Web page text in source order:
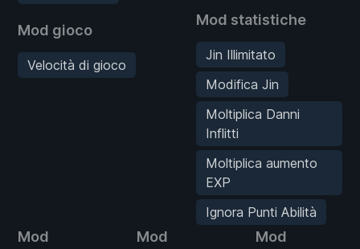
Mod gioco
Velocità di gioco
Mod statistiche
Jin Illimitato
Modifica Jin
Moltiplica Danni
Inflitti
Moltiplica aumento
EXP
Ignora Punti Abilità
Mod
Mod
Mod